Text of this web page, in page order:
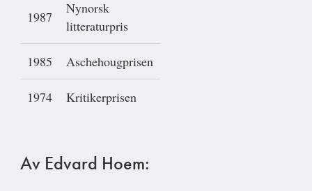
1987
Nynorsk
litteraturpris
1985 Aschehougprisen
1974 Kritikerprisen
Av Edvard Hoem: